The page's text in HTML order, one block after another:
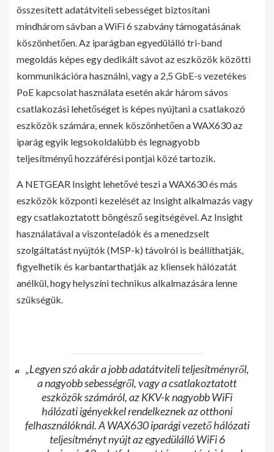
összesített adatátviteli sebességet biztosítani
mindhárom sávban a WiFi 6 szabvány támogatásának
köszönhetően. Az iparágban egyedülálló tri-band
megoldás képes egy dedikált sávot az eszközök közötti
kommunikációra használni, vagy a 2,5 GbE-s vezetékes
PoE kapcsolat használata esetén akár három sávos
csatlakozási lehetőséget is képes nyújtani a csatlakozó
eszközök számára, ennek köszönhetően a WAX630 az
iparág egyik legsokoldalúbb és legnagyobb
teljesítményű hozzáférési pontjai közé tartozik.
A NETGEAR Insight lehetővé teszi a WAX630 és más
eszközök központi kezelését az Insight alkalmazás vagy
egy csatlakoztatott böngésző segítségével. Az Insight
használatával a viszonteladók és a menedzselt
szolgáltatást nyújtók (MSP-k) távolról is beállíthatják,
figyelhetik és karbantarthatják az kliensek hálózatát
anélkül, hogy helyszíni technikus alkalmazására lenne
szükségük.
„Legyen szó akár a jobb adatátviteli teljesítményről,
a nagyobb sebességről, vagy a csatlakoztatott
eszközök számáról, az KKV-k nagyobb WiFi
hálózati igényekkel rendelkeznek az otthoni
felhasználóknál. A WAX630 iparági vezető hálózati
teljesítményt nyújt az egyedülálló WiFi 6